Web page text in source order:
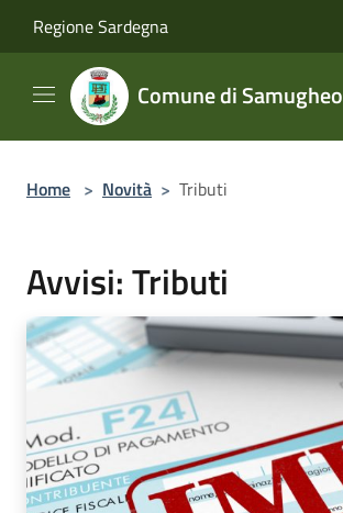
Regione Sardegna
Comune di Samugheo
Home > Novità > Tributi
Avvisi: Tributi